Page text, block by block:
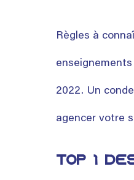
Règles à
2022. Un
agencer votre
Top 1